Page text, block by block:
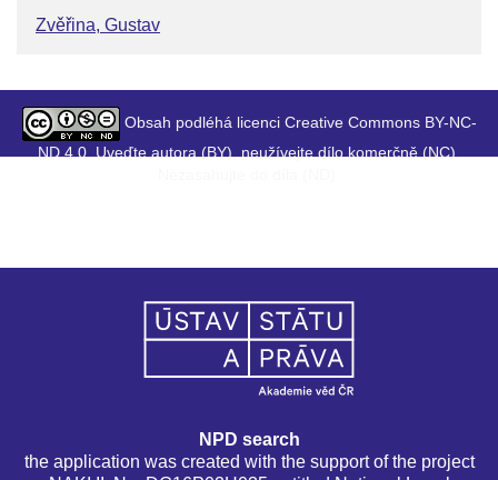
Zvěřina, Gustav
Obsah podléhá licenci Creative Commons BY-NC-
ND 4.0. Uveďte autora (BY), neužívejte dílo komerčně (NC),
NPD search
the application was created with the support of the project